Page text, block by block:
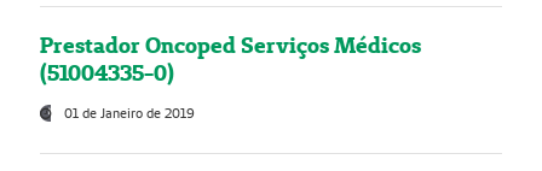
Prestador Oncoped Serviços Médicos
(51004335-0)
01 de Janeiro de 2019